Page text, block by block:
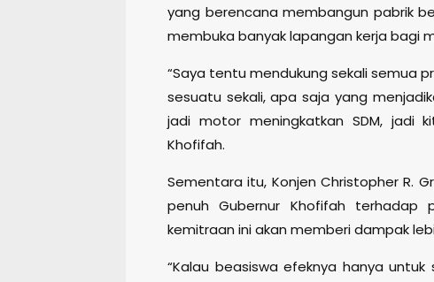
yang berencana membangun pabrik
membuka banyak lapangan kerja bagi
“Saya tentu mendukung sekali semua
sesuatu sekali, apa saja yang
jadi motor meningkatkan SDM, jadi
Khofifah.
Sementara itu, Konjen Christopher R.
penuh Gubernur Khofifah terhadap
kemitraan ini akan memberi dampak
“Kalau beasiswa efeknya hanya